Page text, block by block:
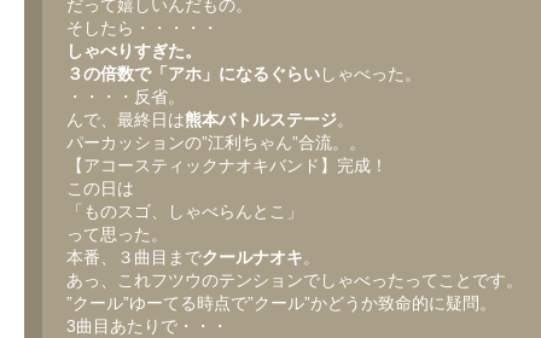
だって嬉しいんだもの。
そしたら・・・・・
しゃべりすぎた。
３の倍数で「アホ」になるぐらいしゃべった。
・・・・反省。
んで、最終日は熊本バトルステージ。
パーカッションの”江利ちゃん”合流。。
【アコースティックナオキバンド】完成！
この日は
「ものスゴ、しゃべらんとこ」
って思った。
本番、３曲目までクールナオキ。
あっ、これフツウのテンションでしゃべったってことです。
”クール”ゆーてる時点で”クール”かどうか致命的に疑問。
3曲目あたりで・・・